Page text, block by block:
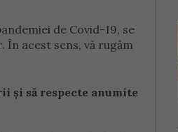
de Covid-19, se
acest sens, vă rugăm
și să respecte anumite